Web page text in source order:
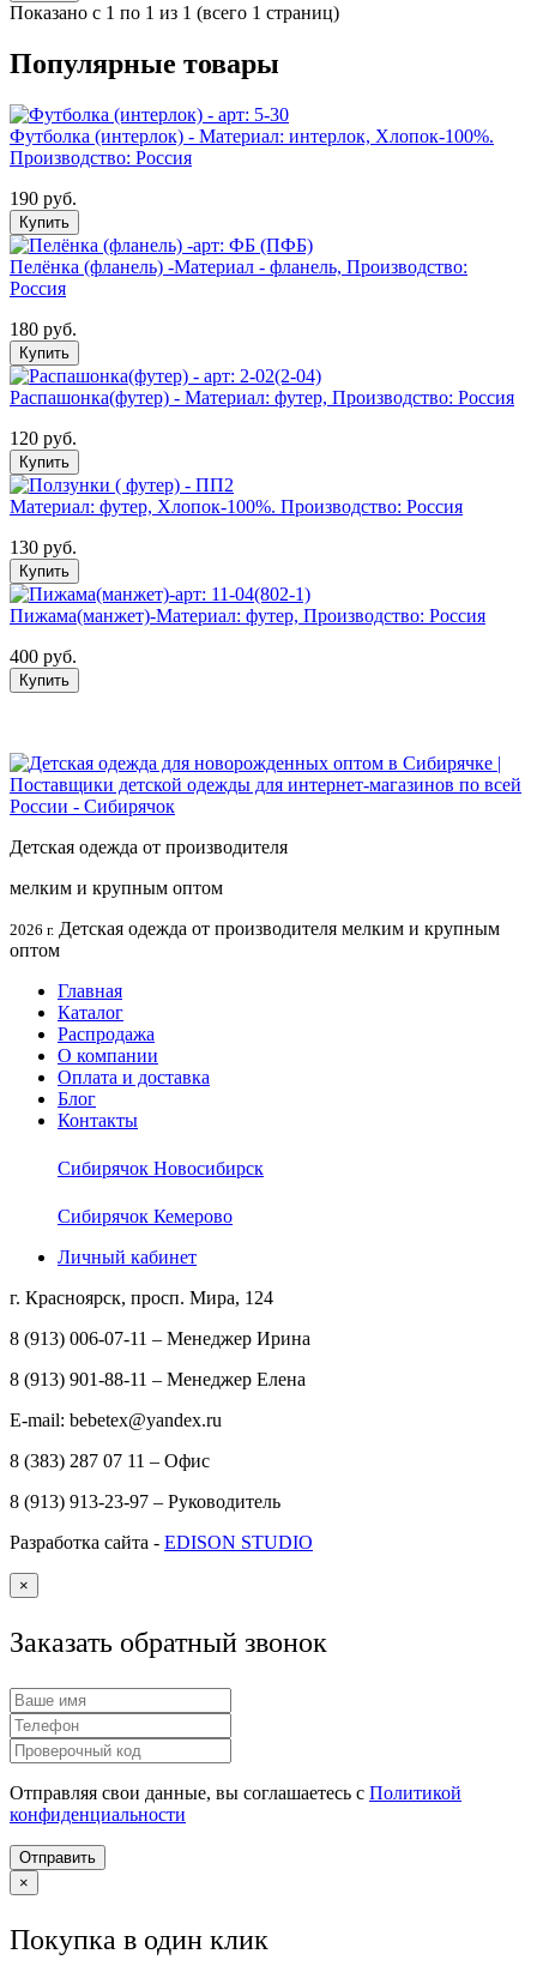
Показано с 1 по 1 из 1 (всего 1 страниц)
Популярные товары
Футболка (интерлок) - Материал: интерлок, Хлопок-100%.
Производство: Россия
190 руб.
Купить
Пелёнка (фланель) -Материал - фланель, Производство:
Россия
180 руб.
Купить
Распашонка(футер) - Материал: футер, Производство: Россия
120 руб.
Купить
Материал: футер, Хлопок-100%. Производство: Россия
130 руб.
Купить
Пижама(манжет)-Материал: футер, Производство: Россия
400 руб.
Купить
Детская одежда от производителя
мелким и крупным оптом
2026 г. Детская одежда от производителя мелким и крупным
оптом
Главная
Каталог
Распродажа
О компании
Оплата и доставка
Блог
Контакты
Сибирячок Новосибирск
Сибирячок Кемерово
Личный кабинет
г. Красноярск, просп. Мира, 124
8 (913) 006-07-11 – Менеджер Ирина
8 (913) 901-88-11 – Менеджер Елена
E-mail: bebetex@yandex.ru
8 (383) 287 07 11 – Офис
8 (913) 913-23-97 – Руководитель
Разработка сайта - EDISON STUDIO
×
Заказать обратный звонок
Отправляя свои данные, вы соглашаетесь с Политикой
конфиденциальности
Отправить
×
Покупка в один клик